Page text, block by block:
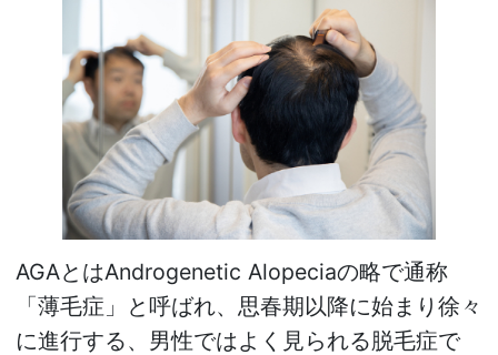
AGAとはAndrogenetic Alopeciaの略で通称
「薄毛症」と呼ばれ、思春期以降に始まり徐々
に進行する、男性ではよく見られる脱毛症で